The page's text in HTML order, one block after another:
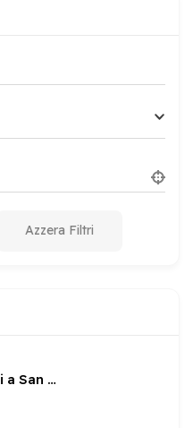
Azzera Filtri
Simboli massonici a San Ponziano